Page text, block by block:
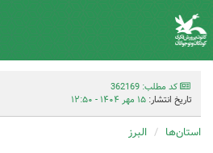
کد مطلب: 362169
تاریخ انتشار: ۱۵ مهر ۱۴۰۴ - ۱۲:۵۰
استان‌ها البرز